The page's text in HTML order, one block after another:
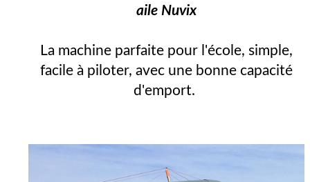
aile Nuvix
La machine parfaite pour l'école, simple,
facile à piloter, avec une bonne capacité
d'emport.